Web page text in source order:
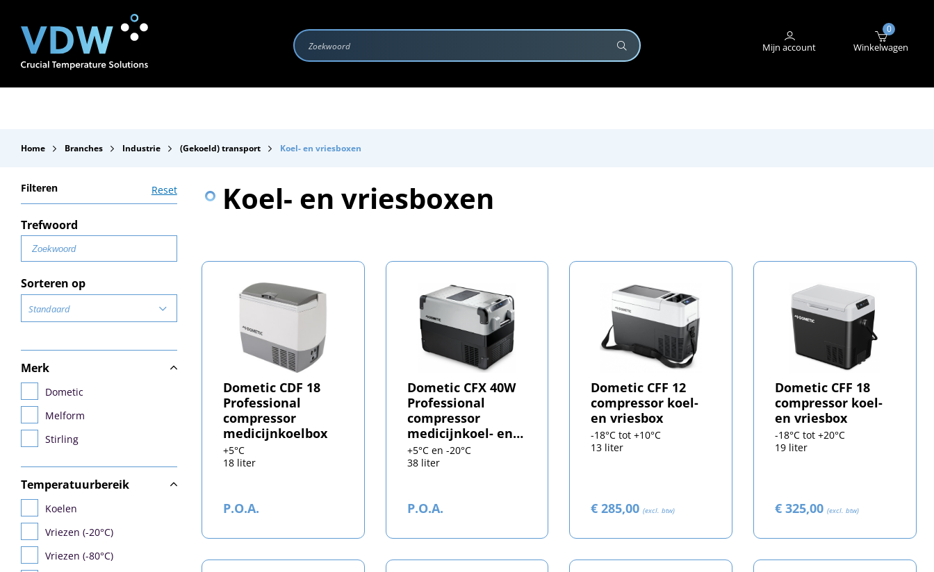
Mijn account
0
Winkelwagen
Branches STORING MELDEN
Home Branches Industrie (Gekoeld) transport Koel- en vriesboxen
Filteren
Trefwoord
Reset
Sorteren op
Standaard
Merk
Dometic
Melform
Stirling
Temperatuurbereik
Koelen
Vriezen (-20°C)
Vriezen (-80°C)
Koel- en vriesboxen
Dometic CDF 18
Professional
compressor
medicijnkoelbox
+5°C
18 liter
P.O.A.
Dometic CFX 40W
Professional
compressor
medicijnkoel- en
vriesbox
+5°C en -20°C
38 liter
P.O.A.
Dometic CFF 12
compressor koel-
en vriesbox
-18°C tot +10°C
13 liter
€ 285,00(excl. btw)
Dometic CFF 18
compressor koel-
en vriesbox
-18°C tot +20°C
19 liter
€ 325,00(excl. btw)